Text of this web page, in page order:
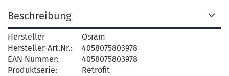
Beschreibung
Hersteller
Osram
Hersteller-Art.Nr.:
4058075803978
EAN Nummer:
4058075803978
Produktserie:
Retrofit